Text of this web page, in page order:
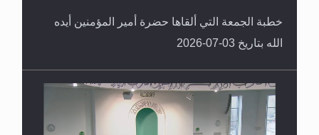
خطبة الجمعة التي ألقاها حضرة أمير المؤمنين أيده
الله بتاريخ 03-07-2026